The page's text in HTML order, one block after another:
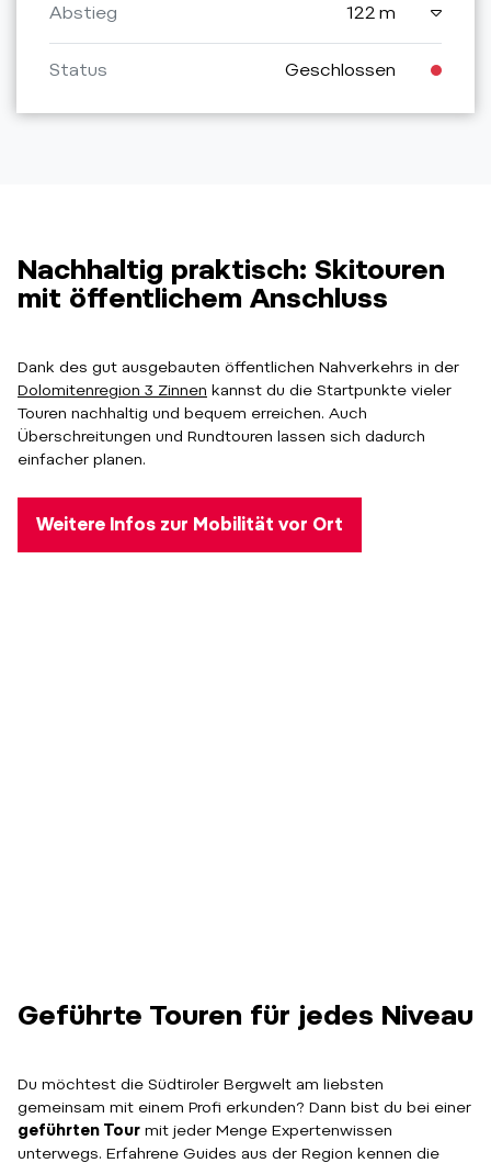
Abstieg 122 m
Status Geschlossen
Nachhaltig praktisch: Skitouren
mit öffentlichem Anschluss
Dank des gut ausgebauten öffentlichen Nahverkehrs in der
Dolomitenregion 3 Zinnen kannst du die Startpunkte vieler
Touren nachhaltig und bequem erreichen. Auch
Überschreitungen und Rundtouren lassen sich dadurch
einfacher planen.
Weitere Infos zur Mobilität vor Ort
Geführte Touren für jedes Niveau
Du möchtest die Südtiroler Bergwelt am liebsten
gemeinsam mit einem Profi erkunden? Dann bist du bei einer
geführten Tour mit jeder Menge Expertenwissen
unterwegs. Erfahrene Guides aus der Region kennen die